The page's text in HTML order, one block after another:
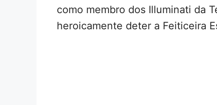
como membro dos Illuminati da
heroicamente deter a Feiticeira